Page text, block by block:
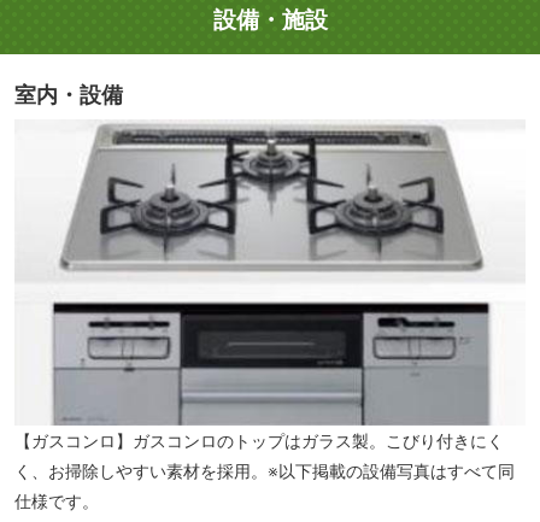
ココカラファイン三芳町店（徒歩6分／約450m）
まるたか生鮮市場西町店（徒歩7分／約490m）
設備・施設
室内・設備
【ガスコンロ】ガスコンロのトップはガラス製。こびり付きにく
く、お掃除しやすい素材を採用。※以下掲載の設備写真はすべて同
仕様です。